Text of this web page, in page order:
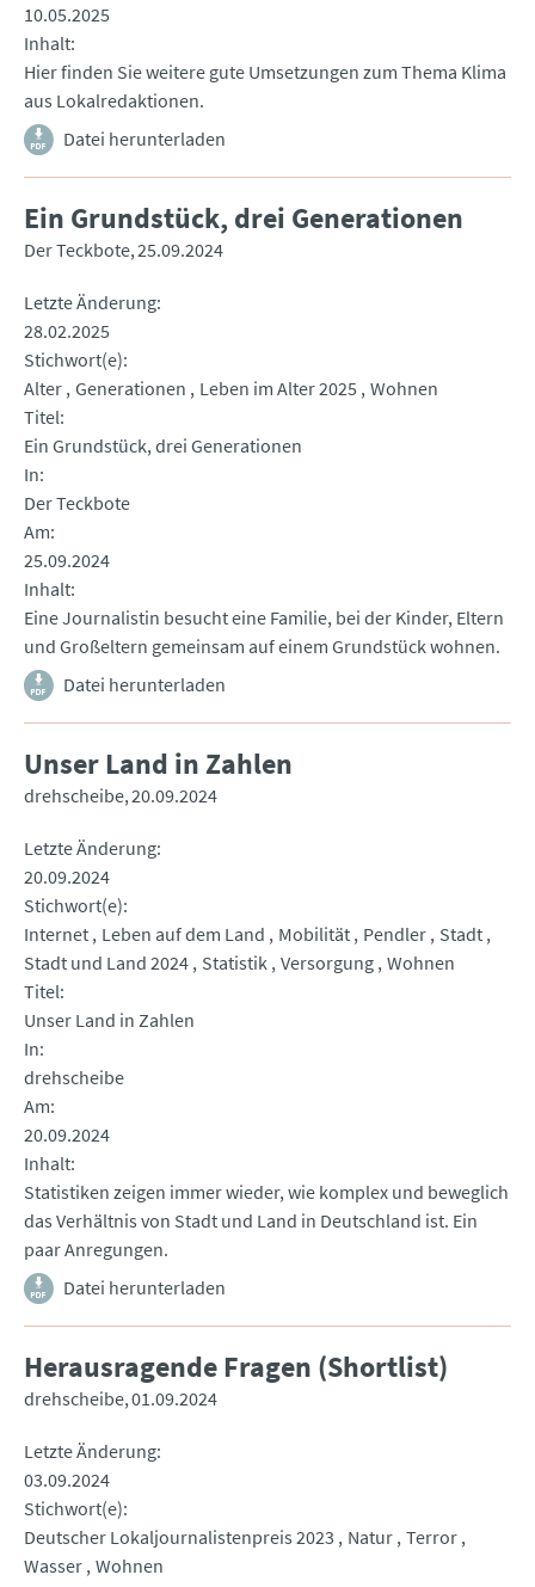
10.05.2025
Inhalt
Hier finden Sie weitere gute Umsetzungen zum Thema Klima
aus Lokalredaktionen.
Datei herunterladen
Ein Grundstück, drei Generationen
Der Teckbote 25.09.2024
Letzte Änderung
28.02.2025
Stichwort(e)
Alter Generationen Leben im Alter 2025 Wohnen
Titel
Ein Grundstück, drei Generationen
In
Der Teckbote
Am
25.09.2024
Inhalt
Eine Journalistin besucht eine Familie, bei der Kinder, Eltern
und Großeltern gemeinsam auf einem Grundstück wohnen.
Datei herunterladen
Unser Land in Zahlen
drehscheibe 20.09.2024
Letzte Änderung
20.09.2024
Stichwort(e)
Internet Leben auf dem Land Mobilität Pendler Stadt
Stadt und Land 2024 Statistik Versorgung Wohnen
Titel
Unser Land in Zahlen
In
drehscheibe
Am
20.09.2024
Inhalt
Statistiken zeigen immer wieder, wie komplex und beweglich
das Verhältnis von Stadt und Land in Deutschland ist. Ein
paar Anregungen.
Datei herunterladen
Herausragende Fragen (Shortlist)
drehscheibe 01.09.2024
Letzte Änderung
03.09.2024
Stichwort(e)
Deutscher Lokaljournalistenpreis 2023
Natur Terror
Wasser Wohnen